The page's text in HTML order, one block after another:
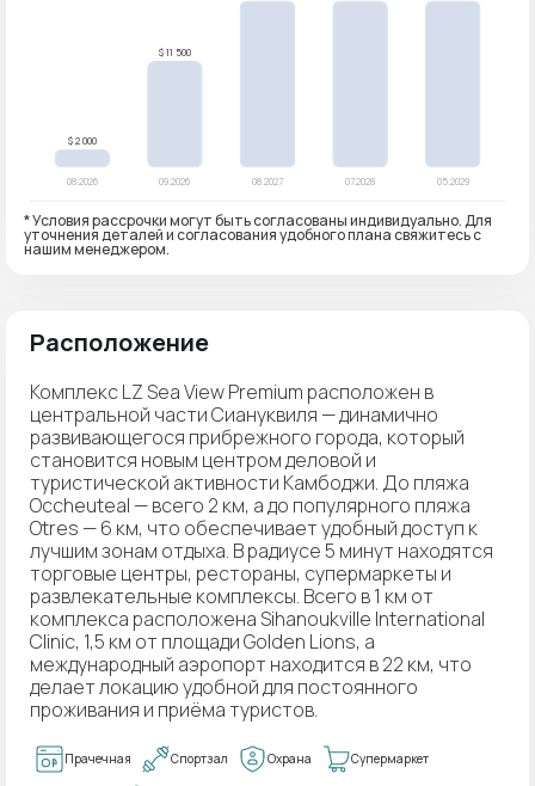
* Условия рассрочки могут быть согласованы индивидуально. Для
уточнения деталей и согласования удобного плана свяжитесь с
нашим менеджером.
Расположение
Комплекс LZ Sea View Premium расположен в
центральной части Сиануквиля — динамично
развивающегося прибрежного города, который
становится новым центром деловой и
туристической активности Камбоджи. До пляжа
Occheuteal — всего 2 км, а до популярного пляжа
Otres — 6 км, что обеспечивает удобный доступ к
лучшим зонам отдыха. В радиусе 5 минут находятся
торговые центры, рестораны, супермаркеты и
развлекательные комплексы. Всего в 1 км от
комплекса расположена Sihanoukville International
Clinic, 1,5 км от площади Golden Lions, а
международный аэропорт находится в 22 км, что
делает локацию удобной для постоянного
проживания и приёма туристов.
Прачечная Спортзал Охрана Супермаркет